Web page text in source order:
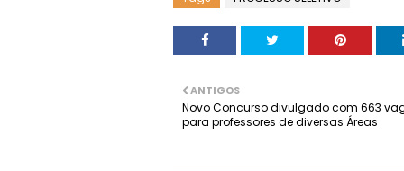
ANTIGOS
Novo Concurso divulgado com 663
para professores de diversas Áreas